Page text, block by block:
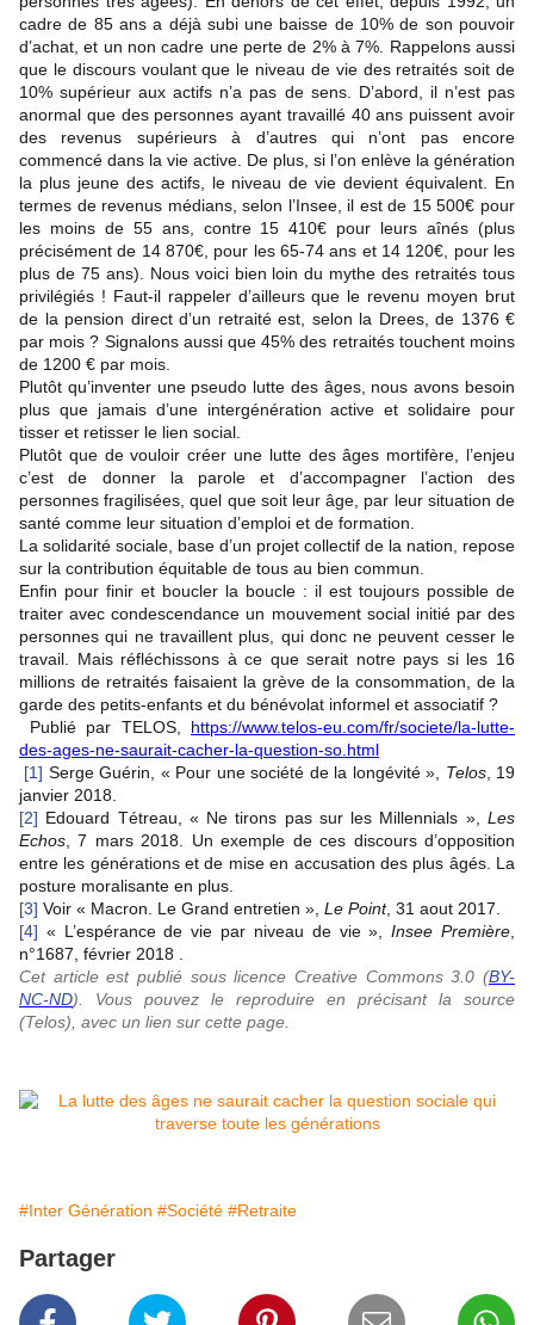
cadre de 85 ans a déjà subi une baisse de 10% de son pouvoir
d’achat, et un non cadre une perte de 2% à 7%. Rappelons aussi
que le discours voulant que le niveau de vie des retraités soit de
10% supérieur aux actifs n’a pas de sens. D’abord, il n’est pas
anormal que des personnes ayant travaillé 40 ans puissent avoir
des revenus supérieurs à d’autres qui n’ont pas encore
commencé dans la vie active. De plus, si l’on enlève la génération
la plus jeune des actifs, le niveau de vie devient équivalent. En
termes de revenus médians, selon l’Insee, il est de 15 500€ pour
les moins de 55 ans, contre 15 410€ pour leurs aînés (plus
précisément de 14 870€, pour les 65-74 ans et 14 120€, pour les
plus de 75 ans). Nous voici bien loin du mythe des retraités tous
privilégiés ! Faut-il rappeler d’ailleurs que le revenu moyen brut
de la pension direct d’un retraité est, selon la Drees, de 1376 €
par mois ? Signalons aussi que 45% des retraités touchent moins
de 1200 € par mois.
Plutôt qu’inventer une pseudo lutte des âges, nous avons besoin
plus que jamais d’une intergénération active et solidaire pour
tisser et retisser le lien social.
Plutôt que de vouloir créer une lutte des âges mortifère, l’enjeu
c’est de donner la parole et d’accompagner l’action des
personnes fragilisées, quel que soit leur âge, par leur situation de
santé comme leur situation d’emploi et de formation.
La solidarité sociale, base d’un projet collectif de la nation, repose
sur la contribution équitable de tous au bien commun.
Enfin pour finir et boucler la boucle : il est toujours possible de
traiter avec condescendance un mouvement social initié par des
personnes qui ne travaillent plus, qui donc ne peuvent cesser le
travail. Mais réfléchissons à ce que serait notre pays si les 16
millions de retraités faisaient la grève de la consommation, de la
garde des petits-enfants et du bénévolat informel et associatif ?
Publié par TELOS, https://www.telos-eu.com/fr/societe/la-lutte-
des-ages-ne-saurait-cacher-la-question-so.html
[1] Serge Guérin, « Pour une société de la longévité », Telos, 19
janvier 2018.
[2] Edouard Tétreau, « Ne tirons pas sur les Millennials », Les
Echos , 7 mars 2018. Un exemple de ces discours d’opposition
entre les générations et de mise en accusation des plus âgés. La
posture moralisante en plus.
[3] Voir « Macron. Le Grand entretien », Le Point, 31 aout 2017.
[4] « L’espérance de vie par niveau de vie »,Insee Première
n°1687, février 2018 .
Cet article est publié sous licence Creative Commons 3.0 (BY-
NC-ND). Vous pouvez le reproduire en précisant la source
(Telos), avec un lien sur cette page.
#Inter Génération #Société #Retraite
Partager